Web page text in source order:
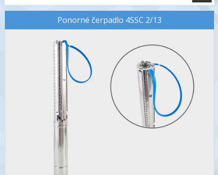
Ponorné čerpadlo 4SSC 2/13